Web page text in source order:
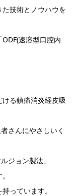
技術とノウハウを
速溶型口腔内
る鎮痛消炎経皮吸
さんにやさしいく
ジョン製法」
っています。